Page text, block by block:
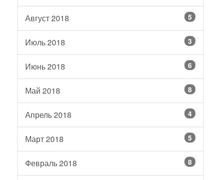
Август 2018 5
Июль 2018 3
Июнь 2018 6
Май 2018 8
Апрель 2018 4
Март 2018 5
Февраль 2018 8